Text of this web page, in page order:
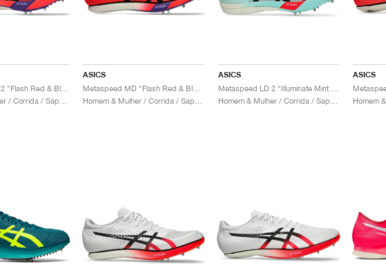
ASICS
Metaspeed MD "Flash Red & Black"
ASICS ASICS